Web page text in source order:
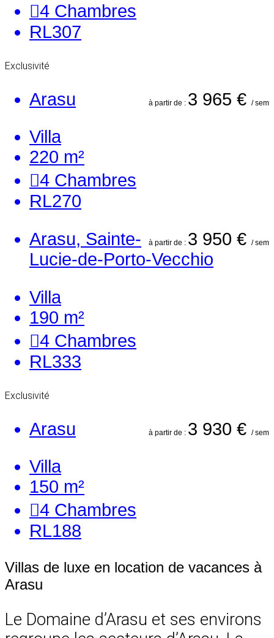
4 Chambres
RL307
Exclusivité
à partir de : 3 965 € / sem
Arasu
Villa
220 m²
4 Chambres
RL270
à partir de : 3 950 € / sem
Arasu, Sainte-
Lucie-de-Porto-Vecchio
Villa
190 m²
4 Chambres
RL333
Exclusivité
à partir de : 3 930 € / sem
Arasu
Villa
150 m²
4 Chambres
RL188
Villas de luxe en location de vacances à
Arasu
Le Domaine d’Arasu et ses environs